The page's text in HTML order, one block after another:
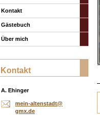
Kontakt
Gästebuch
Über mich
Kontakt
A. Ehinger
mein-altenstadt@
gmx.de